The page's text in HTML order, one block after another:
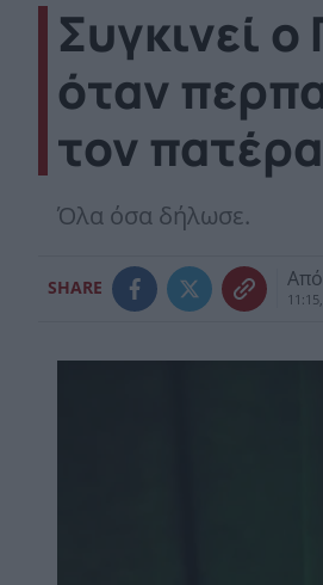
Συγκινεί
όταν
τον
Όλα όσα δήλωσε.
SHARE Από